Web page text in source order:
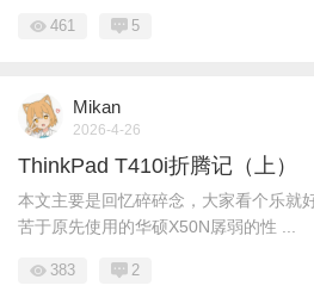
461 5
Mikan
2026-4-26
ThinkPad T410i折腾记（上）
本文主要是回忆碎碎念，大家看个乐就
苦于原先使用的华硕X50N孱弱的性 ...
383 2